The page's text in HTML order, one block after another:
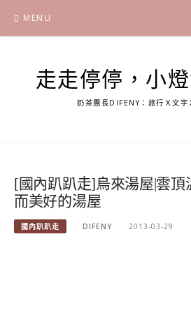
content
MENU
走走停停，小
奶茶團長DIFENY：旅行Ｘ文字
[國內趴趴走]烏來湯屋|雲頂
而美好的湯屋
國內趴趴走 DIFENY 2013-03-29